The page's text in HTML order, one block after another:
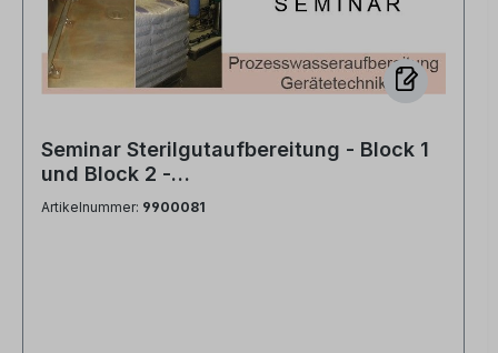
Seminar Sterilgutaufbereitung - Block 1
und Block 2 -
Prozesswasseraufbereitung und
Artikelnummer: 9900081